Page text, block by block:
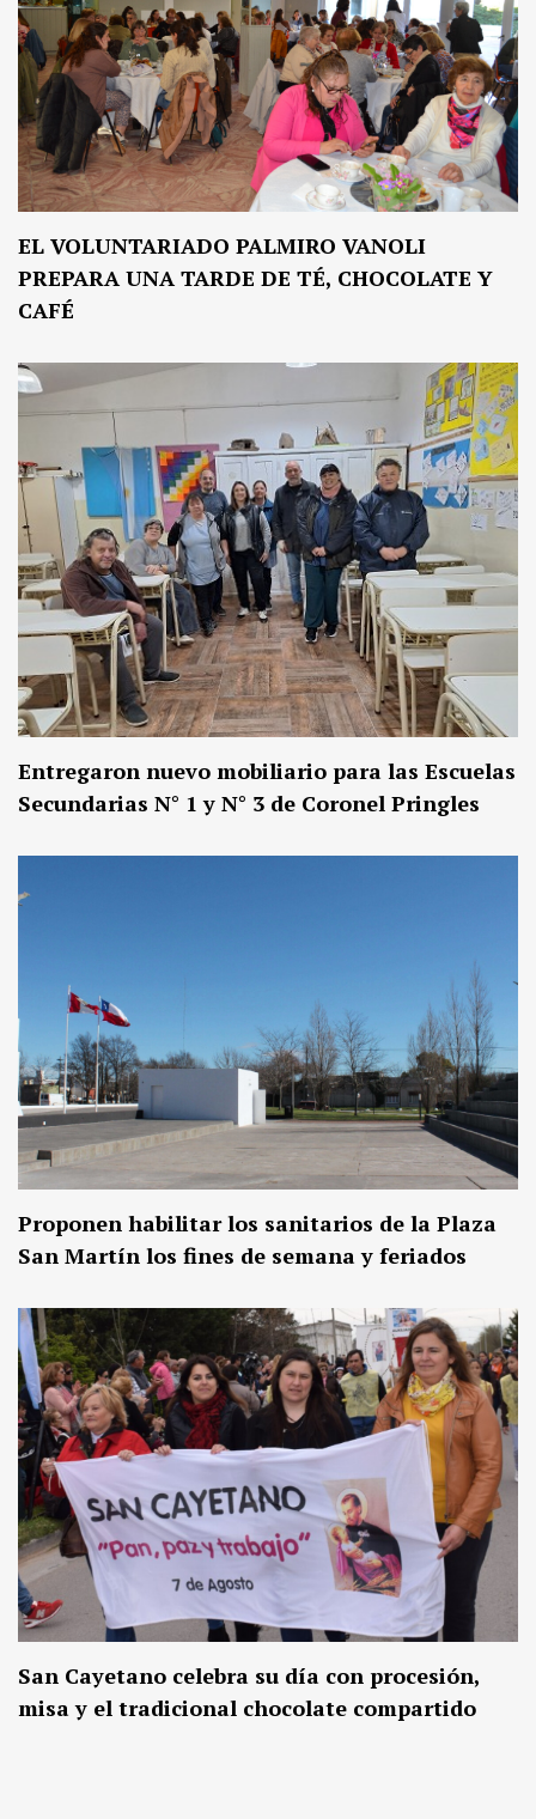
EL VOLUNTARIADO PALMIRO VANOLI
PREPARA UNA TARDE DE TÉ, CHOCOLATE Y
CAFÉ
Entregaron nuevo mobiliario para las Escuelas
Secundarias N° 1 y N° 3 de Coronel Pringles
Proponen habilitar los sanitarios de la Plaza
San Martín los fines de semana y feriados
San Cayetano celebra su día con procesión,
misa y el tradicional chocolate compartido